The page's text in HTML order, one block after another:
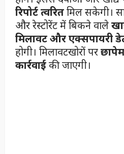
रिपोर्ट त्वरितमिल सकेगी।
और रेस्टोरेंट में बिकने वाले
मिलावट और एक्सपायरी
होगी। मिलावटखोरों पर
कार्रवाईकी जाएगी।